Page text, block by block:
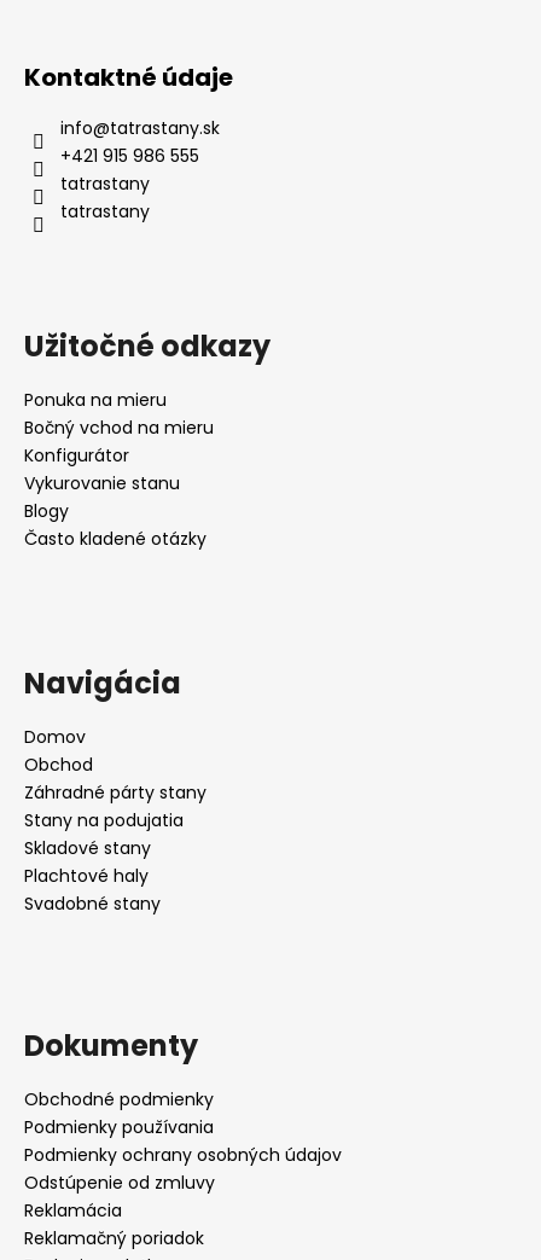
Kontaktné údaje
info@tatrastany.sk
+421 915 986 555
tatrastany
tatrastany
Užitočné odkazy
Ponuka na mieru
Bočný vchod na mieru
Konfigurátor
Vykurovanie stanu
Blogy
Často kladené otázky
Navigácia
Domov
Obchod
Záhradné párty stany
Stany na podujatia
Skladové stany
Plachtové haly
Svadobné stany
Dokumenty
Obchodné podmienky
Podmienky používania
Podmienky ochrany osobných údajov
Odstúpenie od zmluvy
Reklamácia
Reklamačný poriadok